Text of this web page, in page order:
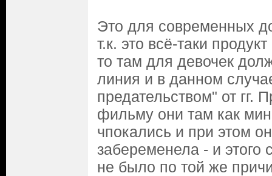
Это для современных
т.к. это всё-таки
то там для девочек
линия и в данном
предательством" от гг.
фильму они там как
чпокались и при этом
забеременела - и этого
не было по той же